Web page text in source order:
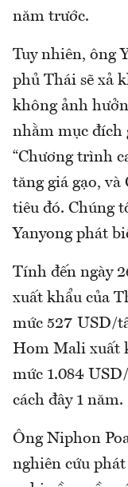
năm trước.
Tuy nhiên, ông
phủ Thái sẽ xả
không ảnh
nhằm mục đích
“Chương trình
tăng giá gạo,
tiêu đó. Chúng
Yanyong phát
Tính đến ngày
xuất khẩu của
mức 527 USD/
Hom Mali xuất
mức 1.084
cách đây 1 năm.
Ông Niphon
nghiên cứu